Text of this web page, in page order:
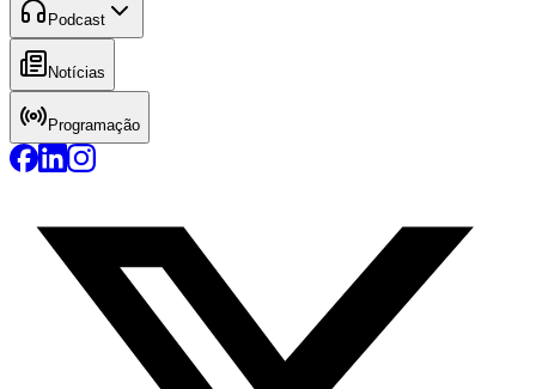
Podcast
Notícias
Programação